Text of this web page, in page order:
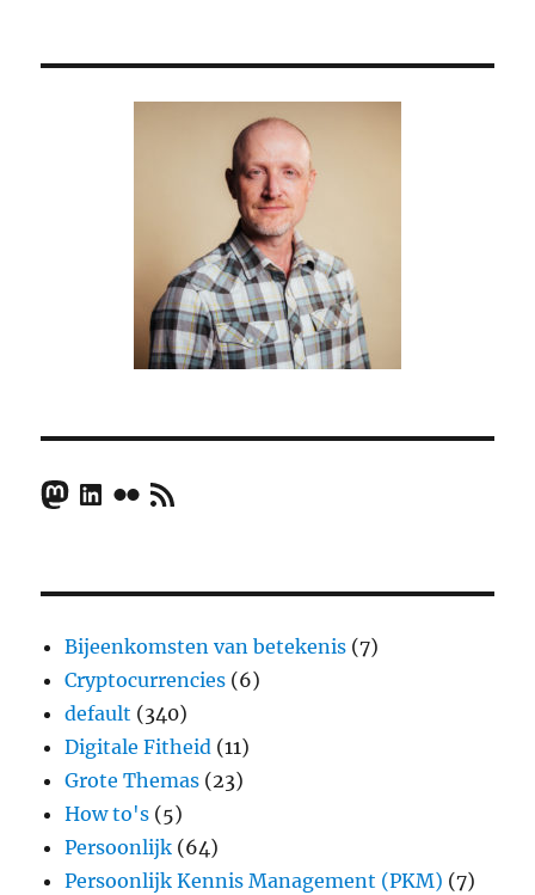
Mastodon
LinkedIn
FlickrRSS Feed
Bijeenkomsten van betekenis (7)
Cryptocurrencies (6)
default (340)
Digitale Fitheid (11)
Grote Themas (23)
How to's (5)
Persoonlijk (64)
Persoonlijk Kennis Management (PKM) (7)